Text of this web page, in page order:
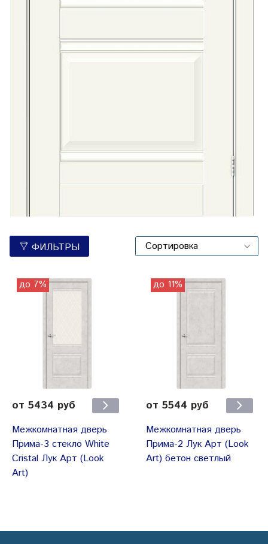
ФИЛЬТРЫ
до 7%
от 5434 руб
Межкомнатная дверь
Прима-3 стекло White
Cristal Лук Арт (Look
Art)
до 11%
от 5544 руб
Межкомнатная дверь
Прима-2 Лук Арт (Look
Art) бетон светлый